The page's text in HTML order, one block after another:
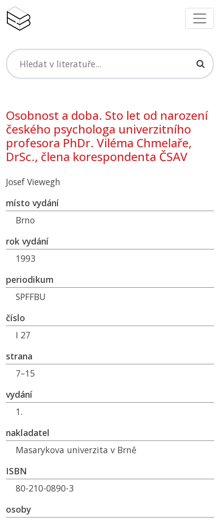
Osobnost a doba. Sto let od narození
českého psychologa univerzitního
profesora PhDr. Viléma Chmelaře,
DrSc., člena korespondenta ČSAV
Josef Viewegh
místo vydání
Brno
rok vydání
1993
periodikum
SPFFBU
číslo
I 27
strana
7–15
vydání
1.
nakladatel
Masarykova univerzita v Brně
ISBN
80-210-0890-3
osoby